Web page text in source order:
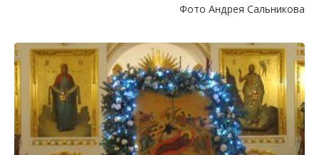
Фото Андрея Сальникова